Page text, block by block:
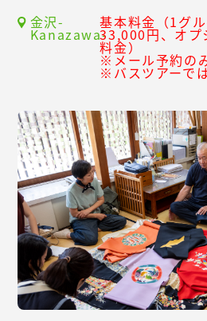
金沢-
Kanazawa-
基本料金（1グル
33,000円、オプ
料金）
※メール予約の
※バスツアーで